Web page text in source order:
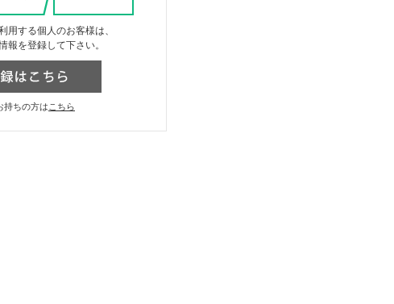
用する個人のお客様は、
報を登録して下さい。
持ちの方は こちら